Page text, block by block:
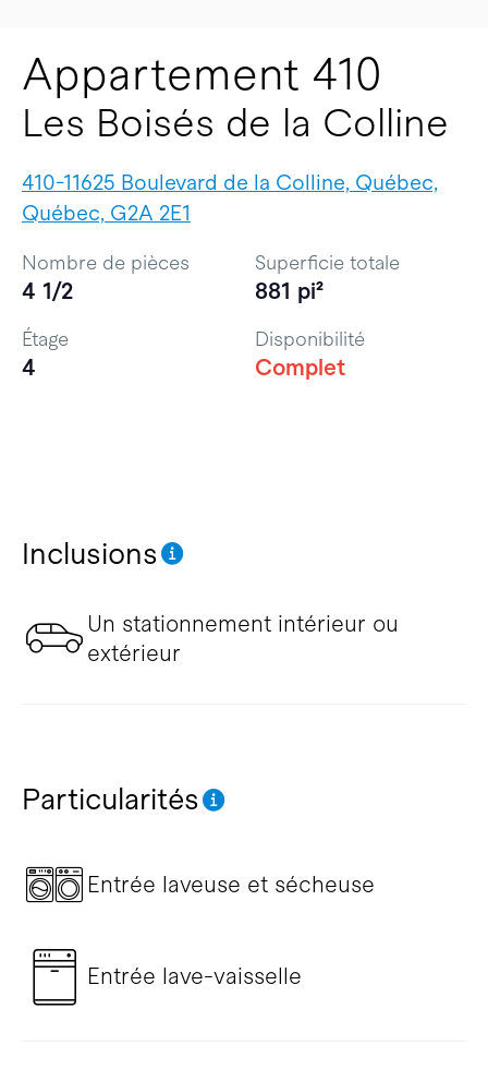
Appartement 410
Les Boisés de la Colline
410-11625 Boulevard de la Colline, Québec,
Québec, G2A 2E1
Inclusions
Un stationnement intérieur ou
extérieur
Particularités
Entrée laveuse et sécheuse
Entrée lave-vaisselle
Nombre de pièces
4 1/2
Superficie totale
881 pi²
Étage
4
Disponibilité
Complet